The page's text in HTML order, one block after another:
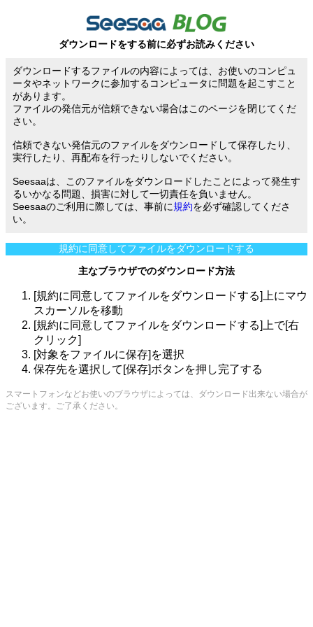
ダウンロードをする前に必ずお読みください
ダウンロードするファイルの内容によっては、お使いのコンピュ
ータやネットワークに参加するコンピュータに問題を起こすこと
があります。
ファイルの発信元が信頼できない場合はこのページを閉じてくだ
さい。
信頼できない発信元のファイルをダウンロードして保存したり、
実行したり、再配布を行ったりしないでください。
Seesaaは、このファイルをダウンロードしたことによって発生す
るいかなる問題、損害に対して一切責任を負いません。
Seesaaのご利用に際しては、事前に規約を必ず確認してくださ
い。
規約に同意してファイルをダウンロードする
主なブラウザでのダウンロード方法
[規約に同意してファイルをダウンロードする]上にマウ
スカーソルを移動
[規約に同意してファイルをダウンロードする]上で[右
クリック]
[対象をファイルに保存]を選択
保存先を選択して[保存]ボタンを押し完了する
スマートフォンなどお使いのブラウザによっては、ダウンロード出来ない場合が
ございます。ご了承ください。